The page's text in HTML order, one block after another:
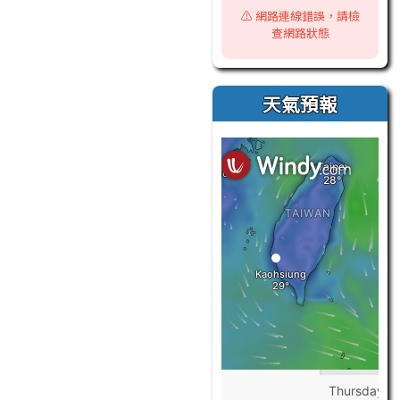
⚠️ 網路連線錯誤，請檢
查網路狀態
天氣預報